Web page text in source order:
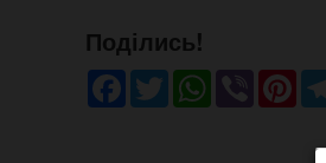
Поділись!
Facebook
TwitterWhatsApp
Viber